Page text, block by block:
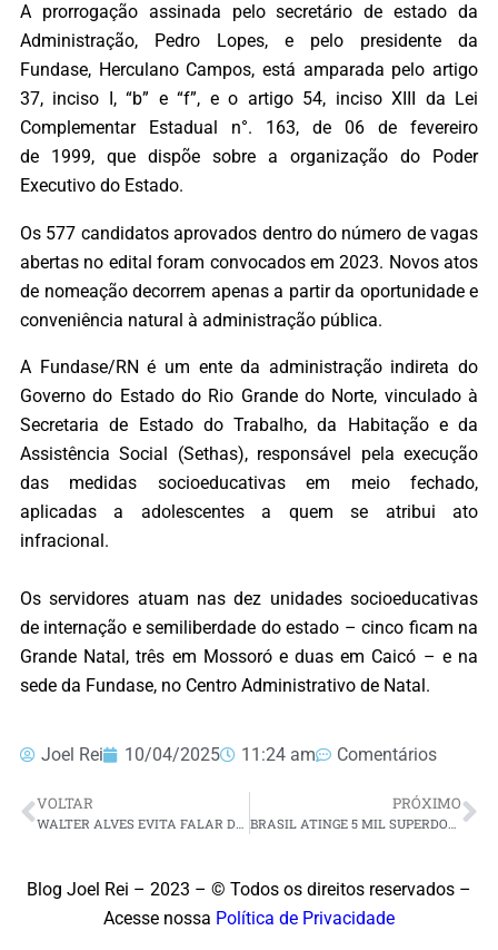
A prorrogação assinada pelo secretário de estado da
Administração, Pedro Lopes, e pelo presidente da
Fundase, Herculano Campos, está amparada pelo artigo
37, inciso I, “b” e “f”, e o artigo 54, inciso XIII da Lei
Complementar Estadual n°. 163, de 06 de fevereiro
de 1999, que dispõe sobre a organização do Poder
Executivo do Estado.
Os 577 candidatos aprovados dentro do número de vagas
abertas no edital foram convocados em 2023. Novos atos
de nomeação decorrem apenas a partir da oportunidade e
conveniência natural à administração pública.
A Fundase/RN é um ente da administração indireta do
Governo do Estado do Rio Grande do Norte, vinculado à
Secretaria de Estado do Trabalho, da Habitação e da
Assistência Social (Sethas), responsável pela execução
das medidas socioeducativas em meio fechado,
aplicadas a adolescentes a quem se atribui ato
infracional.
Os servidores atuam nas dez unidades socioeducativas
de internação e semiliberdade do estado – cinco ficam na
Grande Natal, três em Mossoró e duas em Caicó – e na
sede da Fundase, no Centro Administrativo de Natal.
Joel Rei 10/04/2025 11:24 am Comentários
VOLTAR
WALTER ALVES EVITA FALAR DE ACERTO COM EZEQUIEL SOBRE CANDIDATURA EM 2026
PRÓXIMO
BRASIL ATINGE 5 MIL SUPERDOTADOS E RN REGISTRA 34 PESSOAS COM ALTAS HABILIDADES
Blog Joel Rei – 2023 – © Todos os direitos reservados –
Acesse nossa Política de Privacidade